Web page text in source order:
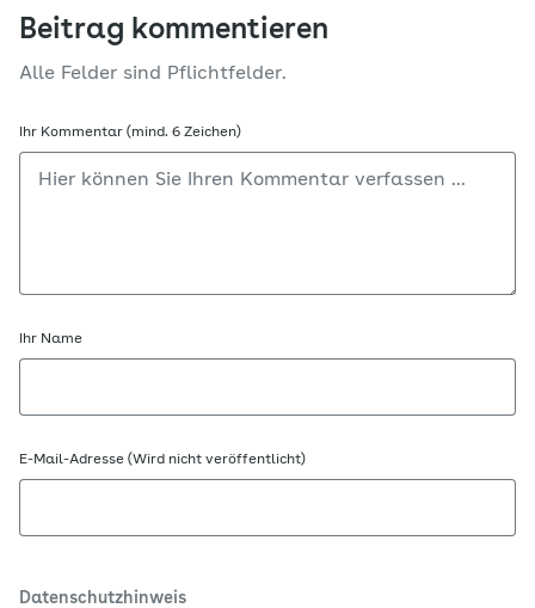
Beitrag kommentieren
Alle Felder sind Pflichtfelder.
Ihr Kommentar (mind. 6 Zeichen)
Ihr Name
E-Mail-Adresse (Wird nicht veröffentlicht)
Datenschutzhinweis